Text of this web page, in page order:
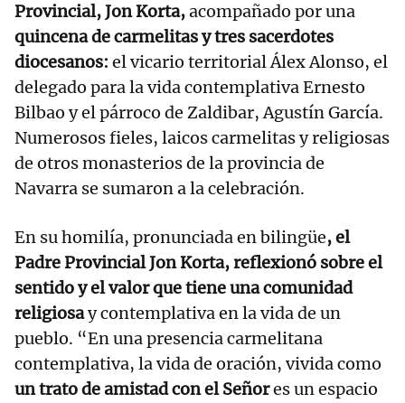
Provincial, Jon Korta,acompañado por una
quincena de carmelitas y tres sacerdotes
diocesanos: el vicario territorial Álex Alonso, el
delegado para la vida contemplativa Ernesto
Bilbao y el párroco de Zaldibar, Agustín García.
Numerosos fieles, laicos carmelitas y religiosas
de otros monasterios de la provincia de
Navarra se sumaron a la celebración.
En su homilía, pronunciada en bilingüe, el
Padre Provincial Jon Korta, reflexionó sobre el
sentido y el valor que tiene una comunidad
religiosay contemplativa en la vida de un
pueblo. “En una presencia carmelitana
contemplativa, la vida de oración, vivida como
un trato de amistad con el Señores un espacio